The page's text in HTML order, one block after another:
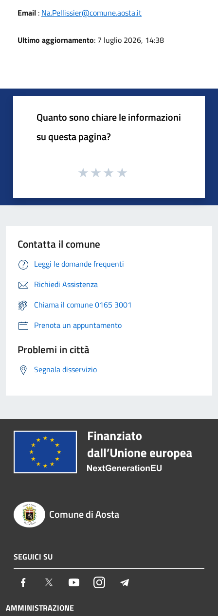
Email : Na.Pellissier@comune.aosta.it
Ultimo aggiornamento: 7 luglio 2026, 14:38
Quanto sono chiare le informazioni
su questa pagina?
Contatta il comune
Leggi le domande frequenti
Richiedi Assistenza
Chiama il comune 0165 3001
Prenota un appuntamento
Problemi in città
Segnala disservizio
Comune di Aosta
SEGUICI SU
Facebook Twitter YoutubeInstagram
AMMINISTRAZIONE